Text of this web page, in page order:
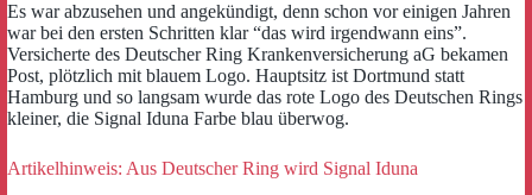
Es war abzusehen und angekündigt, denn schon vor einigen Jahren
war bei den ersten Schritten klar “das wird irgendwann eins”.
Versicherte des Deutscher Ring Krankenversicherung aG bekamen
Post, plötzlich mit blauem Logo. Hauptsitz ist Dortmund statt
Hamburg und so langsam wurde das rote Logo des Deutschen Rings
kleiner, die Signal Iduna Farbe blau überwog.
Artikelhinweis: Aus Deutscher Ring wird Signal Iduna